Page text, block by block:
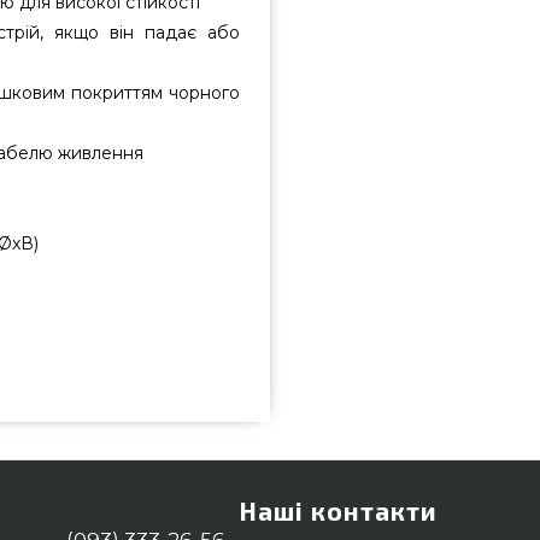
якщо він падає або
покриттям чорного
живлення
в каталозі
номер (044) 334-76-
Наші контакти